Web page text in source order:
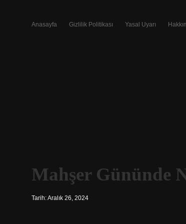
Anasayfa Gizlilik Politikası Yasal Uyarı
Mahşer Gününde
Tarih: Aralık 26, 2024